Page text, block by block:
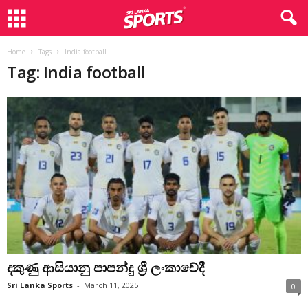
Home Tags India football
Tag: India football
දකුණු ආසියානු පාපන්දු ශ්‍රී ලංකාවේදී
Sri Lanka Sports - March 11, 2025 0